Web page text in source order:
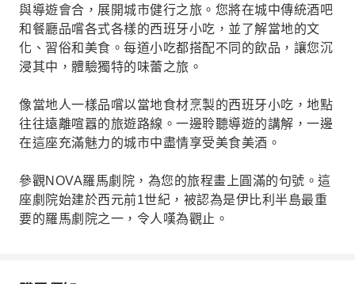
與導遊會合，展開城市健行之旅。您將在城中傳統酒吧
和餐廳品嚐各式各樣的西班牙小吃，並了解當地的文
化、習俗和美食。每道小吃都搭配不同的飲品，讓您沉
浸其中，體驗獨特的味蕾之旅。
像當地人一樣品嚐以當地食材烹製的西班牙小吃，地點
往往遠離喧囂的旅遊路線。一邊聆聽導遊的講解，一邊
在這座充滿魅力的城市中盡情享受美食美酒。
參觀NOVA羅馬劇院，為您的旅程畫上圓滿的句號。這
座劇院始建於西元前1世紀，被認為是伊比利半島最重
要的羅馬劇院之一，令人嘆為觀止。